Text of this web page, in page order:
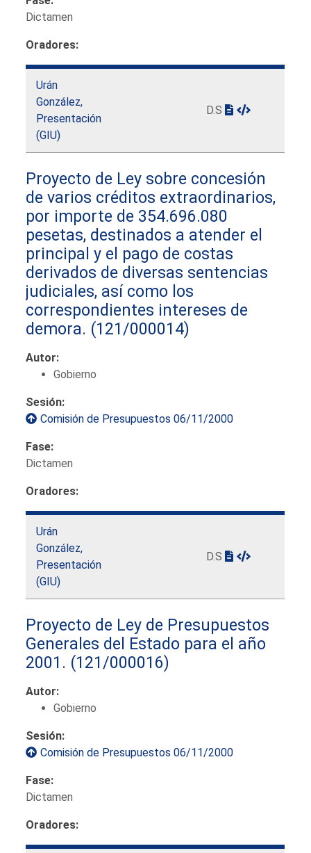
Dictamen
Oradores:
Urán
González,
Presentación
(GIU)
D.S
Proyecto de Ley sobre concesión
de varios créditos extraordinarios,
por importe de 354.696.080
pesetas, destinados a atender el
principal y el pago de costas
derivados de diversas sentencias
judiciales, así como los
correspondientes intereses de
demora. (121/000014)
Autor:
Gobierno
Sesión:
Comisión de Presupuestos 06/11/2000
Fase:
Dictamen
Oradores:
Urán
González,
Presentación
(GIU)
D.S
Proyecto de Ley de Presupuestos
Generales del Estado para el año
2001. (121/000016)
Autor:
Gobierno
Sesión:
Comisión de Presupuestos 06/11/2000
Fase:
Dictamen
Oradores: